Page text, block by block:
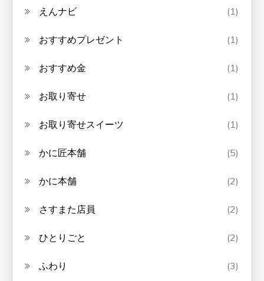
えんナビ (1)
おすすめプレゼント (1)
おすすめ金 (1)
お取り寄せ (1)
お取り寄せスイーツ (1)
かに匠本舗 (5)
かに本舗 (2)
さすまた店員 (2)
ひとりごと (2)
ふわり (3)